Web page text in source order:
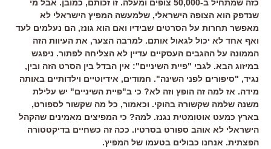
כזה שמתחיל ב-50,000 צופים ומעלה. זו זכותם, כמובן. אבל מי
שנדפק הוא הצופה הישראלי, שלמעשה המפיץ הישראלי לא
מאפשר תחרות על הסרטים שבידיו ואם הוא גונז, הם נעלמים לעד
ואף אחד לא יכול לגאול אותם. למרבה הצער, את העיוות הזה
הממונה על ההגבים העסקיים עדיין לא הצליחה לפתור. ניפגש
במיזוג הבא. לגבי "פיית השיניים": אין הבדל בין הסרט הזה ובין,
נגיד, "סיפורים לפני השינה". חמודים, אידיוטיים וילדותיים באותה
מידה. אז למה זה הופץ וזה לא? כי ב"פיית השיניים" יש עלילת
משנה שלמה שקשורה בהוקי. וכאמור, כל מה שקשור לספורט,
בארץ כמעט אוטומטית נגנז. למה? כי המפיצים מאמינים שהקהל
הישראלי לא אוהב ספורט בסרטיו. ככה זה כשחיים בדיקטטורה
הפצתית. אנחנו כבולים בטעמו של המפיץ.